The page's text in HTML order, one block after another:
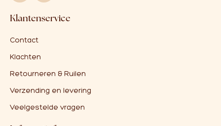
Klantenservice
Contact
Klachten
Retourneren & Ruilen
Verzending en levering
Veelgestelde vragen